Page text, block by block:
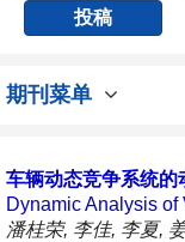
投稿
期刊菜单
车辆动态竞争系统的
Dynamic Analysis
潘桂荣, 李佳, 李夏,